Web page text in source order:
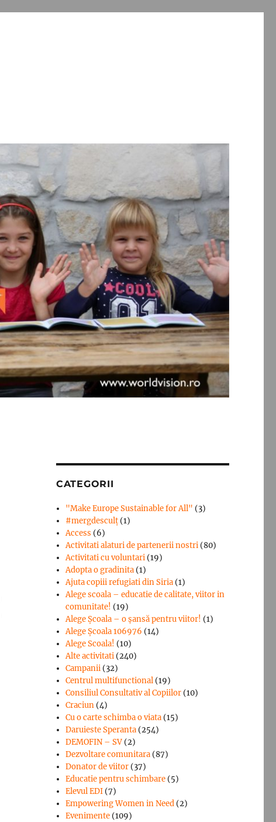
CATEGORII
"Make Europe Sustainable for All" (3)
#mergdesculţ (1)
Access (6)
Activitati alaturi de partenerii nostri (80)
Activitati cu voluntari (19)
Adopta o gradinita (1)
Ajuta copiii refugiati din Siria (1)
Alege scoala – educatie de calitate, viitor in
comunitate! (19)
Alege Şcoala – o şansă pentru viitor! (1)
Alege Școala 106976 (14)
Alege Scoala! (10)
Alte activitati (240)
Campanii (32)
Centrul multifunctional (19)
Consiliul Consultativ al Copiilor (10)
Craciun (4)
Cu o carte schimba o viata (15)
Daruieste Speranta (254)
DEMOFIN – SV (2)
Dezvoltare comunitara (87)
Donator de viitor (37)
Educatie pentru schimbare (5)
Elevul EDI (7)
Empowering Women in Need (2)
Evenimente (109)